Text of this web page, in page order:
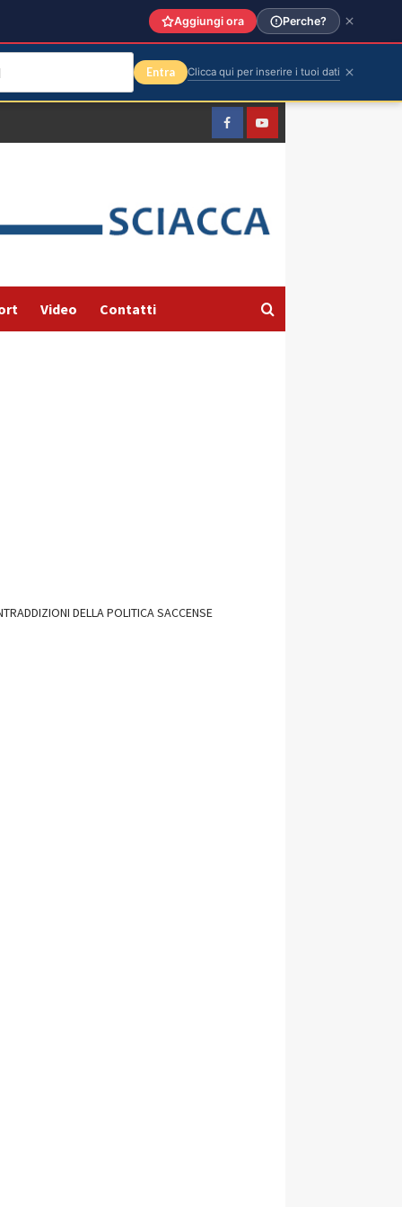
FacebookYountube
Video Contatti
DELLA POLITICA SACCENSE
Aggiungi ora Perche?
Entra Clicca qui per inserire i tuoi dati